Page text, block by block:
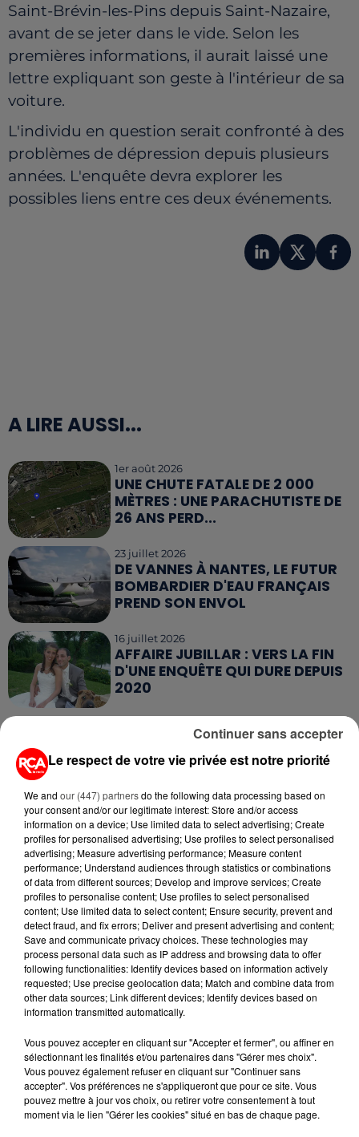
Saint-Brévin-les-Pins depuis Saint-Nazaire,
avant de se jeter dans le vide. Selon les
premières informations, il aurait laissé une
lettre expliquant son geste à l'intérieur de sa
voiture.
L'individu en question serait confronté à des
problèmes de dépression depuis plusieurs
années. L'enquête devra explorer les
possibles liens entre ces deux événements.
A LIRE AUSSI...
1er août 2026
UNE CHUTE FATALE DE 2 000
MÈTRES : UNE PARACHUTISTE DE
26 ANS PERD...
23 juillet 2026
DE VANNES À NANTES, LE FUTUR
BOMBARDIER D'EAU FRANÇAIS
PREND SON ENVOL
16 juillet 2026
AFFAIRE JUBILLAR : VERS LA FIN
D'UNE ENQUÊTE QUI DURE DEPUIS
2020
GRANDES MARÉES DE L'ÉTÉ :
SIFFLETS, CIRÉS JAUNES ET
13 juillet 2026
CANICULE ET SÉCHERESSE : LES
APICULTEURS S'INQUIÈTENT
D'UNE RÉCOLTE...
10 juillet 2026
APRÈS LORIENT, C'EST AUX
SABLES-D'OLONNE D'ACCUEILLIR
LE PLUS GRAND...
RETROUVEZ TOUTE L'ACTU DE LA RÉGION ET
RECEVEZ LES ALERTES INFOS DE LA RÉDACTION
EN TÉLÉCHARGEANT L'APPLICATION MOBILE
RCA
Le respect de votre vie privée est notre priorité
We and our (447) partnersdo the following data processing based on
your consent and/or our legitimate interest: Store and/or access
information on a device; Use limited data to select advertising; Create
profiles for personalised advertising; Use profiles to select personalised
advertising; Measure advertising performance; Measure content
performance; Understand audiences through statistics or combinations
of data from different sources; Develop and improve services; Create
profiles to personalise content; Use profiles to select personalised
content; Use limited data to select content; Ensure security, prevent and
detect fraud, and fix errors; Deliver and present advertising and content;
Save and communicate privacy choices. These technologies may
process personal data such as IP address and browsing data to offer
following functionalities: Identify devices based on information actively
requested; Use precise geolocation data; Match and combine data from
other data sources; Link different devices; Identify devices based on
information transmitted automatically.
Vous pouvez accepter en cliquant sur "Accepter et fermer", ou affiner en
sélectionnant les finalités et/ou partenaires dans "Gérer mes choix".
Vous pouvez également refuser en cliquant sur "Continuer sans
accepter". Vos préférences ne s'appliqueront que pour ce site. Vous
pouvez mettre à jour vos choix, ou retirer votre consentement à tout
moment via le lien "Gérer les cookies" situé en bas de chaque page.
Continuer sans accepter